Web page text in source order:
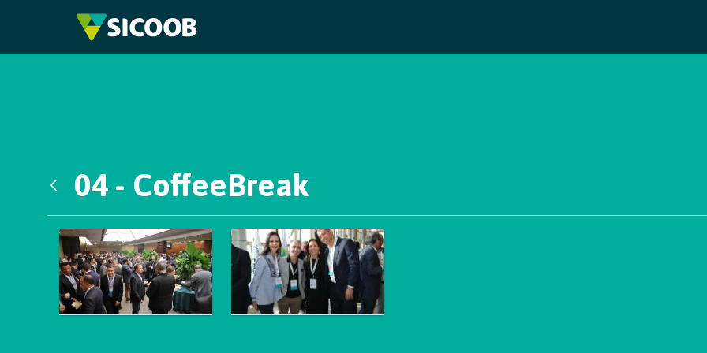
Pular para o Conteúdo principal
04 - CoffeeBreak
Galeria de Mídias